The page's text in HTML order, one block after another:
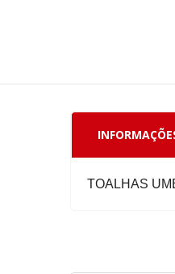
TOALHAS